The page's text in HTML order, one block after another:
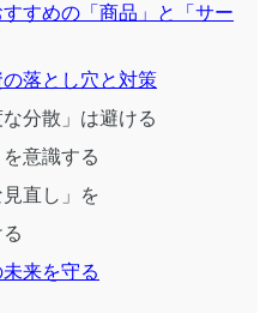
すめの「商品」と「サー
落とし穴と対策
分散」は避ける
を意識する
直し」を
来を守る